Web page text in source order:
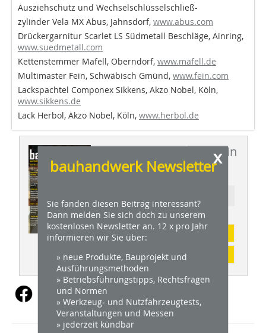
Ausziehschutz und Wechselschlüsselschließ-
zylinder Vela MX Abus, Jahnsdorf, www.abus.com
Drückergarnitur Scarlet LS Südmetall Beschläge, Ainring,
www.suedmetall.com
Kettenstemmer Mafell, Oberndorf, www.mafell.de
Multimaster Fein, Schwäbisch Gmünd, www.fein.com
Lackspachtel Componex Sikkens, Akzo Nobel, Köln,
www.sikkens.de
Lack Herbol, Akzo Nobel, Köln, www.herbol.de
Dieser Artikel erschien in
BHW 1-2/2017
Abonnement
Inhaltsverzeichnis
x
bauhandwerk Newsletter
Sie fanden diesen Beitrag interessant?
Dann melden Sie sich doch zu unserem
kostenlosen Newsletter an. 12 x pro Jahr
informieren wir Sie über:
» neue Produkte, Bauprojekt und
Ausführungsmethoden
» Betriebsführungstipps, Rechtsfragen
und Normen
» Werkzeug- und Nutzfahrzeugtests,
Veranstaltungen und Messen
» jederzeit kündbar